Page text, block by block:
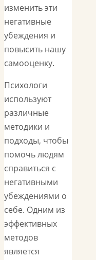
изменить эти
негативные
убеждения и
повысить нашу
самооценку.
Психологи
используют
различные
методики и
подходы, чтобы
помочь людям
справиться с
негативными
убеждениями о
себе. Одним из
эффективных
методов
является